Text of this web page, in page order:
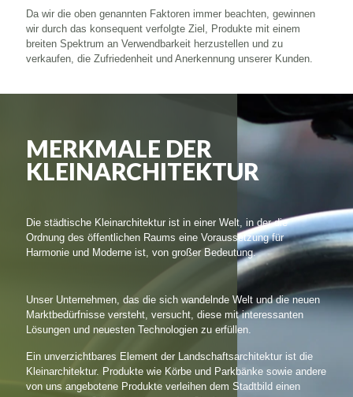
Da wir die oben genannten Faktoren immer beachten, gewinnen
wir durch das konsequent verfolgte Ziel, Produkte mit einem
breiten Spektrum an Verwendbarkeit herzustellen und zu
verkaufen, die Zufriedenheit und Anerkennung unserer Kunden.
MERKMALE DER
KLEINARCHITEKTUR
Die städtische Kleinarchitektur ist in einer Welt, in der die
Ordnung des öffentlichen Raums eine Voraussetzung für
Harmonie und Moderne ist, von großer Bedeutung.
Unser Unternehmen, das die sich wandelnde Welt und die neuen
Marktbedürfnisse versteht, versucht, diese mit interessanten
Lösungen und neuesten Technologien zu erfüllen.
Ein unverzichtbares Element der Landschaftsarchitektur ist die
Kleinarchitektur. Produkte wie Körbe und Parkbänke sowie andere
von uns angebotene Produkte verleihen dem Stadtbild einen